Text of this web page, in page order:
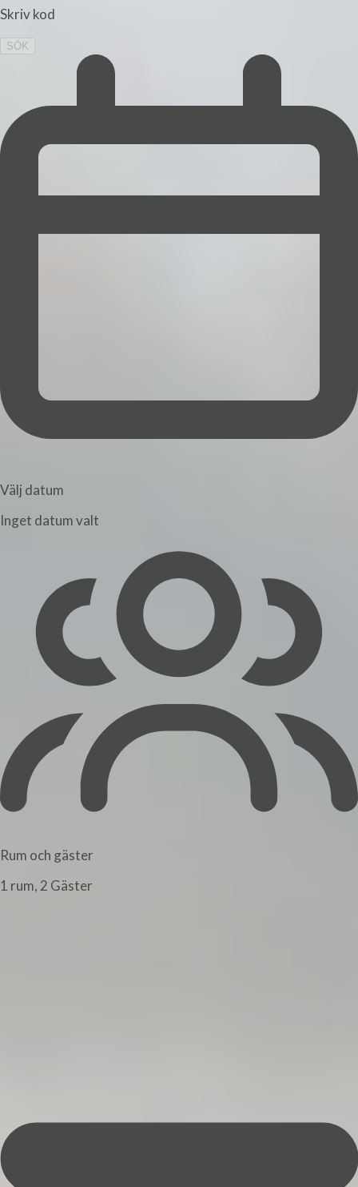
Skriv kod
SÖK
Välj datum
Inget datum valt
Rum och gäster
1 rum, 2 Gäster